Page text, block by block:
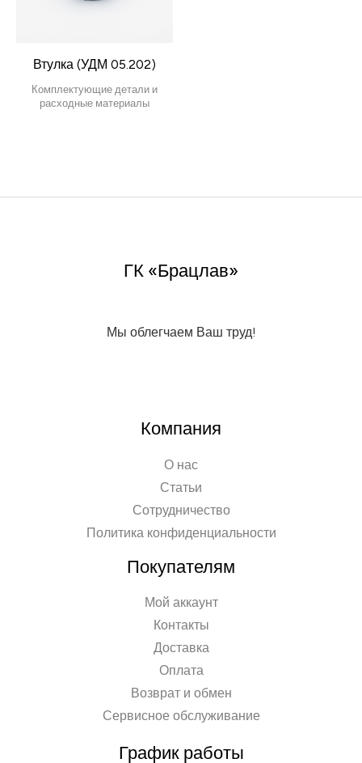
Втулка (УДМ 05.202)
Комплектующие детали и
расходные материалы
ГК «Брацлав»
Мы облегчаем Ваш труд!
Компания
О нас
Статьи
Сотрудничество
Политика конфиденциальности
Покупателям
Мой аккаунт
Контакты
Доставка
Оплата
Возврат и обмен
Сервисное обслуживание
График работы